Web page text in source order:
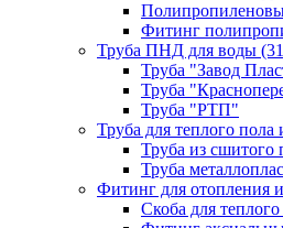
Фитинг
Труба ПНД для воды
Труба "Завод
Труба
Труба "РТП"
Труба для теплого пола
Труба из сшитого
Труба
Фитинг для отопления
Скоба для теплого